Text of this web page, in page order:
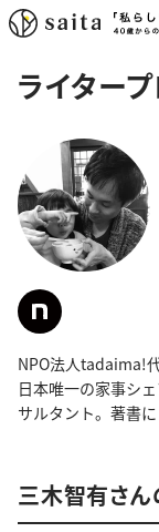
ライター
NPO法人tadaima!
日本唯一の家事シ
サルタント。著書
三木智有さ